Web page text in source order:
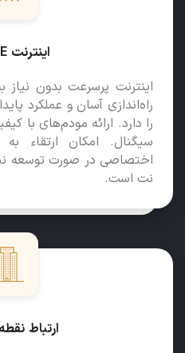
اینترنت TD-LTE
اینترنت پرسرعت بدون
راه‌اندازی آسان و عملکرد
را دارد. ارائه مودم‌های با
سیگنال. امکان ارتقاء
اختصاصی در صورت توسعه
نت است.
ارتباط